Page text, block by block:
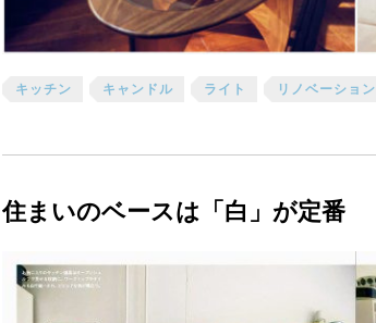
キッチン キャンドル ライト リノベーション
住まいのベースは「白」が定番